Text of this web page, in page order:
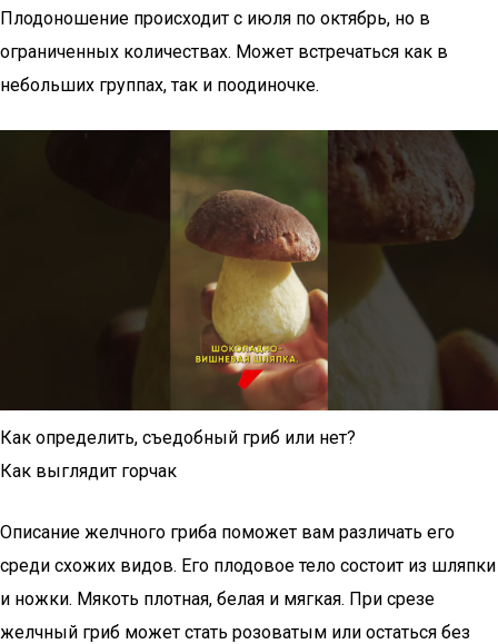
Плодоношение происходит с июля по октябрь, но в
ограниченных количествах. Может встречаться как в
небольших группах, так и поодиночке.
Как определить, съедобный гриб или нет?
Как выглядит горчак
Описание желчного гриба поможет вам различать его
среди схожих видов. Его плодовое тело состоит из шляпки
и ножки. Мякоть плотная, белая и мягкая. При срезе
желчный гриб может стать розоватым или остаться без